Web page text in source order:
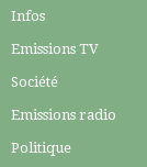
Infos
Emissions TV
Société
Emissions radio
Politique